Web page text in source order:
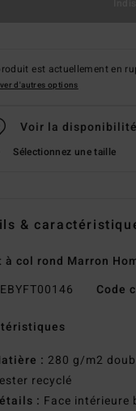
est actuellement en
d'autres options
Voir la
Sélectionnez une taille
&
à col rond Marron
EBYFT00146 Code
: 280 g/m2
recyclé
: Face intérieure